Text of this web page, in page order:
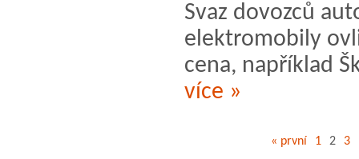
Svaz dovozců
elektromobily
cena, například
více »
« první 1 2 3